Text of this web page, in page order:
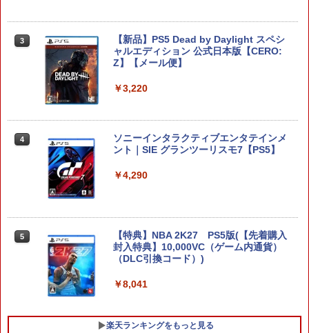
￥8,470
のビアンカ・フローラ Switch2版(B2
タペストリー+【早期購入封入特典】冒
険スタートダッシュセット)
￥8,470
s Card 256GB for Nintendo Switch 2
BEE-A-SD01A Switch2 microSDカード
microSD Express Nintendo任天堂ライ
メモリーカード 国内正規品 4523052030
185
￥9,800
3
【新品】PS5 Dead by Daylight スペシ
ャルエディション 公式日本版【CERO:
Z】【メール便】
￥3,220
4
ソニーインタラクティブエンタテインメ
ント｜SIE グランツーリスモ7【PS5】
￥4,290
5
【特典】NBA 2K27 PS5版(【先着購入
封入特典】10,000VC（ゲーム内通貨）
（DLC引換コード）)
￥8,041
楽天ランキングをもっと見る